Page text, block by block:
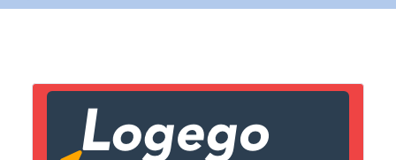
Lien vers inscription (sera inclus dans courriel)
Copier lien
X Fermer